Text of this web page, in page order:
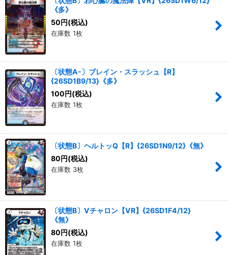
《多》
50円(税込)
在庫数 1枚
〔状態A-〕ブレイン・スラッシュ【R】
{26SD1B9/13}《多》
100円(税込)
在庫数 1枚
〔状態B〕ヘルトッQ【R】{26SD1N9/12}《無》
80円(税込)
在庫数 3枚
〔状態B〕Vチャロン【VR】{26SD1F4/12}
《無》
80円(税込)
在庫数 1枚